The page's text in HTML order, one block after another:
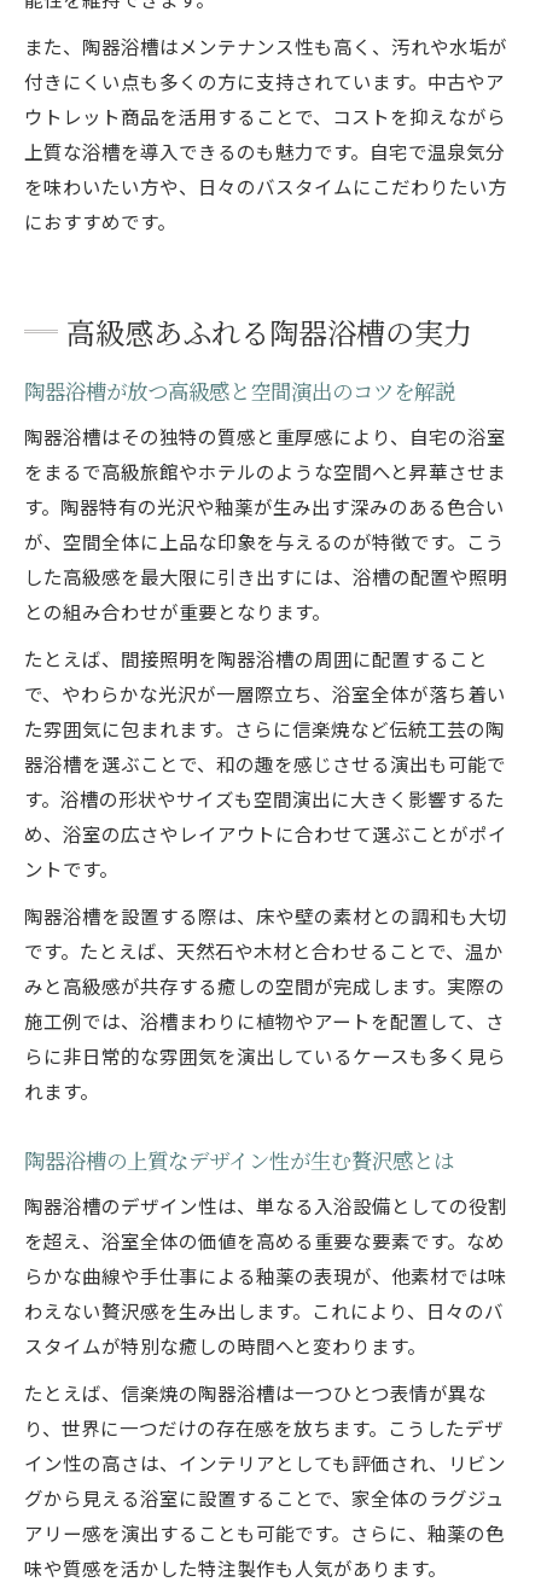
また、陶器浴槽はメンテナンス性も高く、汚れや水垢が
付きにくい点も多くの方に支持されています。中古やア
ウトレット商品を活用することで、コストを抑えながら
上質な浴槽を導入できるのも魅力です。自宅で温泉気分
を味わいたい方や、日々のバスタイムにこだわりたい方
におすすめです。
高級感あふれる陶器浴槽の実力
陶器浴槽が放つ高級感と空間演出のコツを解説
陶器浴槽はその独特の質感と重厚感により、自宅の浴室
をまるで高級旅館やホテルのような空間へと昇華させま
す。陶器特有の光沢や釉薬が生み出す深みのある色合い
が、空間全体に上品な印象を与えるのが特徴です。こう
した高級感を最大限に引き出すには、浴槽の配置や照明
との組み合わせが重要となります。
たとえば、間接照明を陶器浴槽の周囲に配置すること
で、やわらかな光沢が一層際立ち、浴室全体が落ち着い
た雰囲気に包まれます。さらに信楽焼など伝統工芸の陶
器浴槽を選ぶことで、和の趣を感じさせる演出も可能で
す。浴槽の形状やサイズも空間演出に大きく影響するた
め、浴室の広さやレイアウトに合わせて選ぶことがポイ
ントです。
陶器浴槽を設置する際は、床や壁の素材との調和も大切
です。たとえば、天然石や木材と合わせることで、温か
みと高級感が共存する癒しの空間が完成します。実際の
施工例では、浴槽まわりに植物やアートを配置して、さ
らに非日常的な雰囲気を演出しているケースも多く見ら
れます。
陶器浴槽の上質なデザイン性が生む贅沢感とは
陶器浴槽のデザイン性は、単なる入浴設備としての役割
を超え、浴室全体の価値を高める重要な要素です。なめ
らかな曲線や手仕事による釉薬の表現が、他素材では味
わえない贅沢感を生み出します。これにより、日々のバ
スタイムが特別な癒しの時間へと変わります。
たとえば、信楽焼の陶器浴槽は一つひとつ表情が異な
り、世界に一つだけの存在感を放ちます。こうしたデザ
イン性の高さは、インテリアとしても評価され、リビン
グから見える浴室に設置することで、家全体のラグジュ
アリー感を演出することも可能です。さらに、釉薬の色
味や質感を活かした特注製作も人気があります。